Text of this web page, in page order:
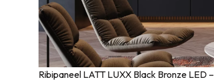
Ribipaneel LATT LUXX Black Bronze LED –